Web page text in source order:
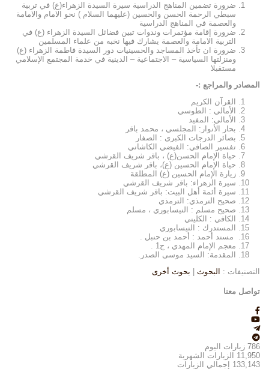
ضرورة تضمين المناهج الدراسية سيرة السيدة الزهراء(ع) في تربية
سبطي الرحمة الحسن والحسين (عليهما السلام ) نحو الامام والامامة
والعصمة في المناهج الدراسية
ضرورة إقامة مؤتمرات وندوات تبين فضائل السيدة الزهراء (ع) في
التربية الامامة والعصمة يشارك فيها نخبه من علماء المسلمين
ضرورة ان تأخذ المساجد والحسينيات دور السيدة فاطمة الزهراء (ع)
ومنزلتها السياسية – الاجتماعية – الدينية في خدمة المجتمع الإسلامي
مستقبلا
المصادر والمراجع :-
القرآن الكريم
الأمالي : الطوسي
الأمالي: المفيد
بحار الأنوار: المجلسي ، محمد باقر
بصائر الدرجات الكبرى : الصفار
تفسير الصافي: الفيضي الكاشاني
حياة الإمام الحسن(ع) ، باقر شريف القرشي
حياة الإمام الحسين (ع)، باقر شريف القرشي
زيارة الإمام الحسين (ع) المطلقة
سيرة الزهراء: باقر شريف القرشي
سيرة أئمة أهل البيت: باقر شريف القرشي
صحيح الترمذي: الترمذي
صحيح مسلم : النيسابوري ، مسلم
الكافي : الكليني
المستدرك : النيسابوري
مسند أحمد : أحمد بن حنبل .
معجم الإمام المهدي ، ج1 .
المقدمة: السيد موسى الصدر.
التصنيفات : البحوث بحوث أخرى
تواصل معنا
786 زيارات اليوم
11,950
الزيارات الشهرية
133,143
إجمالي الزيارات